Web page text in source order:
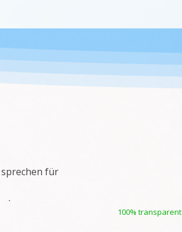
für
100% transparent